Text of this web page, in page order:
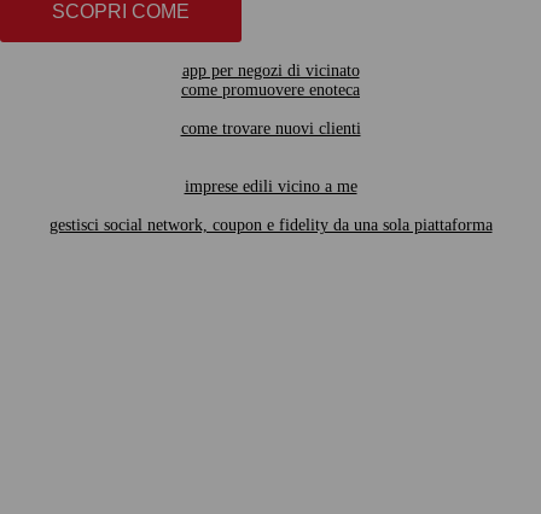
SCOPRI COME
app per negozi di vicinato
come promuovere enoteca
come trovare nuovi clienti
imprese edili vicino a me
gestisci social network, coupon e fidelity da una sola piattaforma